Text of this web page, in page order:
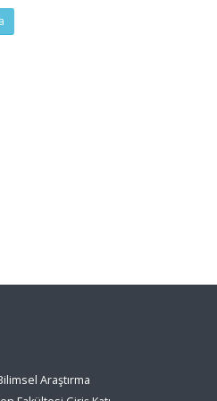
Araştırma